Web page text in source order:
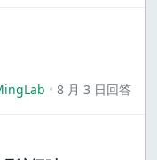
8 月 3 日回答